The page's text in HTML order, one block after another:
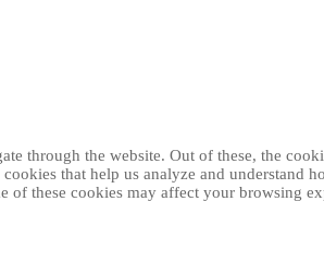
through the website. Out of these, the
that help us analyze and
of these cookies may affect your browsing